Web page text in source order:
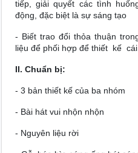
tiếp, giải quyết các tình
động, đặc biệt là sự sáng tạo
- Biết trao đổi thỏa thuận
liệu để phối hợp để thiết kế cái
II. Chuẩn bị:
- 3 bản thiết kế của ba nhóm
- Bài hát vui nhộn nhộn
- Nguyên liệu rời